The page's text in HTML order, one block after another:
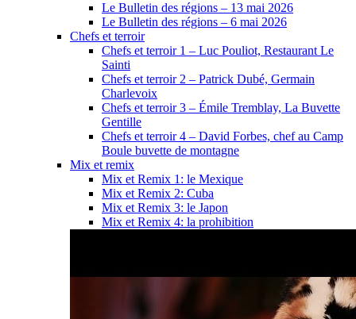
Le Bulletin des régions – 13 mai 2026
Le Bulletin des régions – 6 mai 2026
Chefs et terroir
Chefs et terroir 1 – Luc Pouliot, Restaurant Le
Sainti
Chefs et terroir 2 – Patrick Dubé, Germain
Charlevoix
Chefs et terroir 3 – Émile Tremblay, La Buvette
Gentille
Chefs et terroir 4 – David Forbes, chef au Camp
Boule buvette de montagne
Mix et remix
Mix et Remix 1: le Mexique
Mix et Remix 2: Cuba
Mix et Remix 3: le Japon
Mix et Remix 4: la prohibition